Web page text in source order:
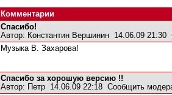
Комментарии
Спасибо!
Автор: Константин Вершинин 14.06.09 21:30
Музыка В. Захарова!
Спасибо за хорошую версию !!
Автор:
Петр 14.06.09 22:18 Сообщить